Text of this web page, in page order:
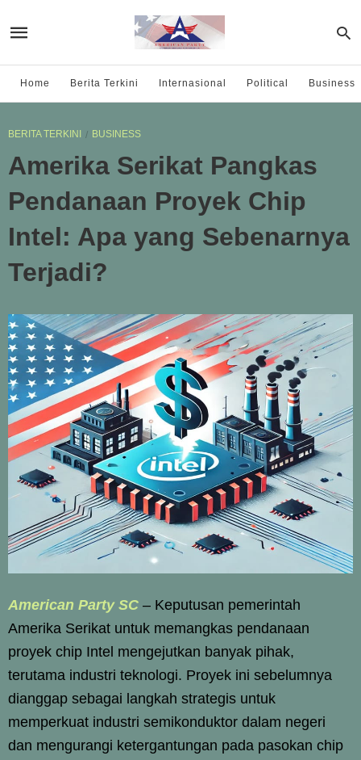
Home Berita Terkini Internasional Political Business
BERITA TERKINI BUSINESS
Amerika Serikat Pangkas
Pendanaan Proyek Chip
Intel: Apa yang Sebenarnya
Terjadi?
American Party SC – Keputusan pemerintah
Amerika Serikat untuk memangkas pendanaan
proyek chip Intel mengejutkan banyak pihak,
terutama industri teknologi. Proyek ini sebelumnya
dianggap sebagai langkah strategis untuk
memperkuat industri semikonduktor dalam negeri
dan mengurangi ketergantungan pada pasokan chip